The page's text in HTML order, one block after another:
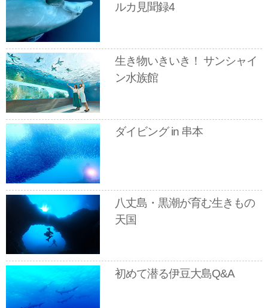
ルカ見聞録4
生き物いきいき！ サンシャイ
ン水族館
ダイビング in 串本
八丈島・黒潮が育む生きもの
天国
初めて潜る伊豆大島Q&A